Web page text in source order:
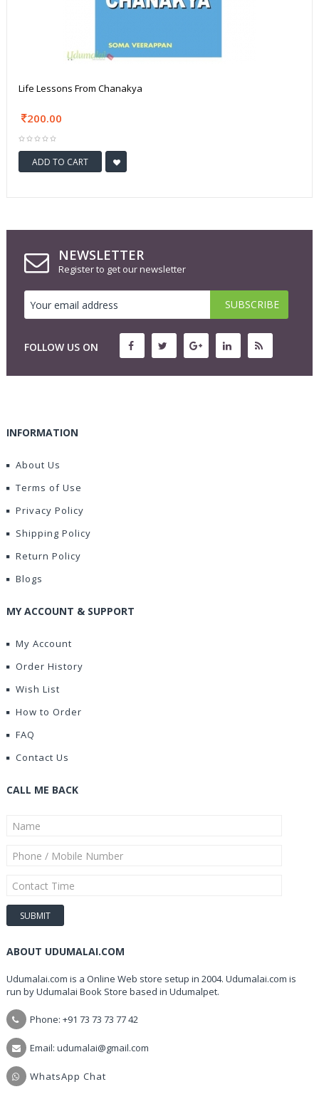
Life Lessons From Chanakya
200.00
ADD TO CART
NEWSLETTER
Register to get our newsletter
FOLLOW US ON
INFORMATION
About Us
Terms of Use
Privacy Policy
Shipping Policy
Return Policy
Blogs
MY ACCOUNT & SUPPORT
My Account
Order History
Wish List
How to Order
FAQ
Contact Us
CALL ME BACK
ABOUT UDUMALAI.COM
Udumalai.com is a Online Web store setup in 2004. Udumalai.com is
run by Udumalai Book Store based in Udumalpet.
Phone: +91 73 73 73 77 42
Email: udumalai@gmail.com
WhatsApp Chat